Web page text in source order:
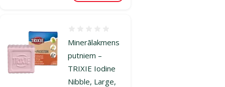
Minerālakmens
putniem –
TRIXIE Iodine
Nibble, Large,